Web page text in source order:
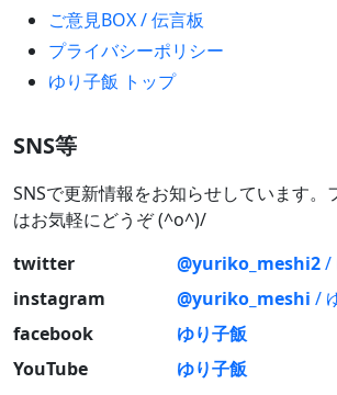
ご意見BOX / 伝言板
プライバシーポリシー
ゆり子飯 トップ
SNS等
SNSで更新情報をお知らせしています。
はお気軽にどうぞ (^o^)/
twitter
@yuriko_meshi2/
instagram
@yuriko_meshi /
facebook
ゆり子飯
YouTube
ゆり子飯